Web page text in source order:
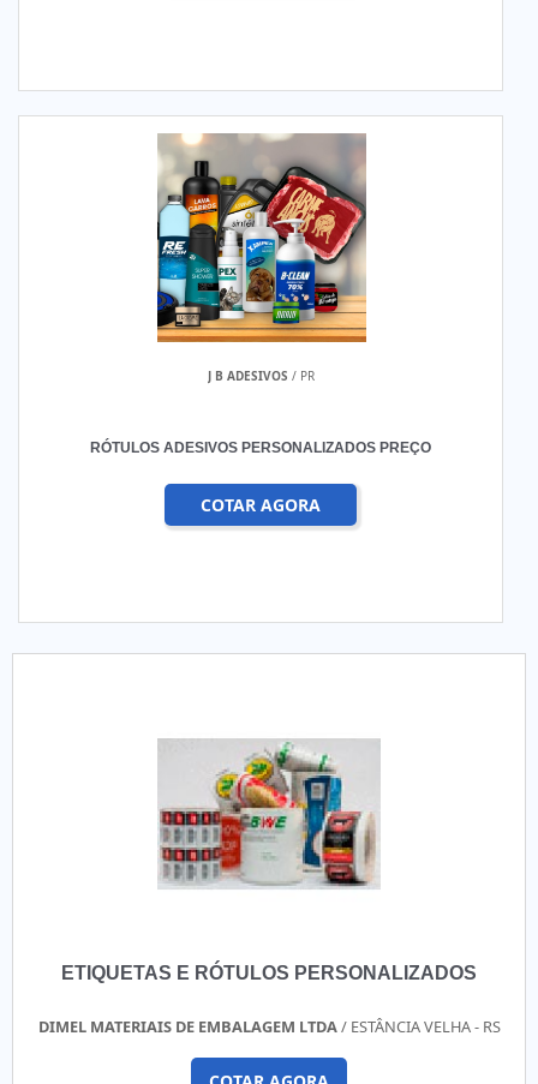
J B ADESIVOS / PR
RÓTULOS ADESIVOS PERSONALIZADOS PREÇO
COTAR AGORA
ETIQUETAS E RÓTULOS PERSONALIZADOS
DIMEL MATERIAIS DE EMBALAGEM LTDA/ ESTÂNCIA VELHA - RS